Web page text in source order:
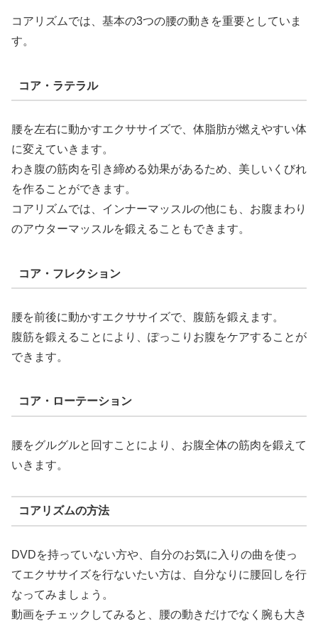
コアリズムでは、基本の3つの腰の動きを重要としていま
す。
コア・ラテラル
腰を左右に動かすエクササイズで、体脂肪が燃えやすい体
に変えていきます。
わき腹の筋肉を引き締める効果があるため、美しいくびれ
を作ることができます。
コアリズムでは、インナーマッスルの他にも、お腹まわり
のアウターマッスルを鍛えることもできます。
コア・フレクション
腰を前後に動かすエクササイズで、腹筋を鍛えます。
腹筋を鍛えることにより、ぽっこりお腹をケアすることが
できます。
コア・ローテーション
腰をグルグルと回すことにより、お腹全体の筋肉を鍛えて
いきます。
コアリズムの方法
DVDを持っていない方や、自分のお気に入りの曲を使っ
てエクササイズを行ないたい方は、自分なりに腰回しを行
なってみましょう。
動画をチェックしてみると、腰の動きだけでなく腕も大き